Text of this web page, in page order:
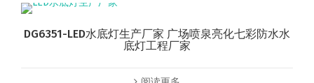
DG6351-LED水底灯生产厂家 广场喷泉亮化七彩防水水
底灯工程厂家